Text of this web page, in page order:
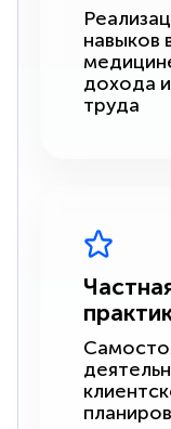
навыков
дохода
труда